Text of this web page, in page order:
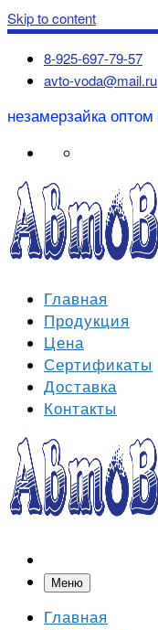
Skip to content
8-925-697-79-57
avto-voda@mail.ru
незамерзайка
Главная
Продукция
Цена
Сертификаты
Доставка
Контакты
Меню
Главная